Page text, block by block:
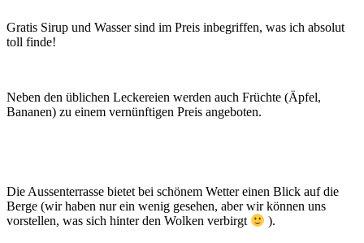
Gratis Sirup und Wasser sind im Preis inbegriffen, was ich absolut
toll finde!
Neben den üblichen Leckereien werden auch Früchte (Äpfel,
Bananen) zu einem vernünftigen Preis angeboten.
Die Aussenterrasse bietet bei schönem Wetter einen Blick auf die
Berge (wir haben nur ein wenig gesehen, aber wir können uns
vorstellen, was sich hinter den Wolken verbirgt
).